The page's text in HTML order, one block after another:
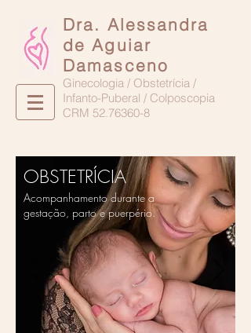
Dra. Alessandra
de Aguiar
Damasceno
Ginecologia / Obstetrícia /
Infanto-Puberal / Colposcopia
CRM 52.76360-8
OBSTETRÍCIA
Acompanhamento durante a
gestação, parto e puerpério.